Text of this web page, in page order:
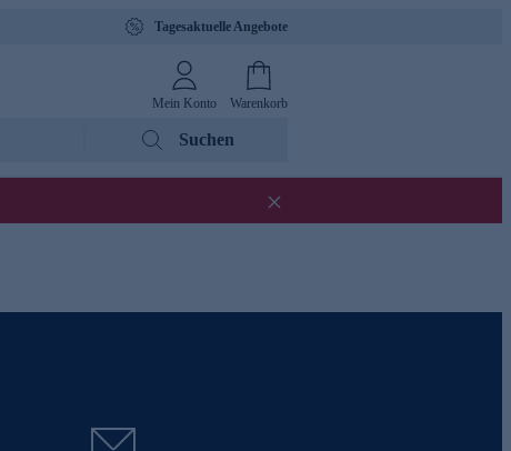
Tagesaktuelle Angebote
Mein Konto Warenkorb
Suchen